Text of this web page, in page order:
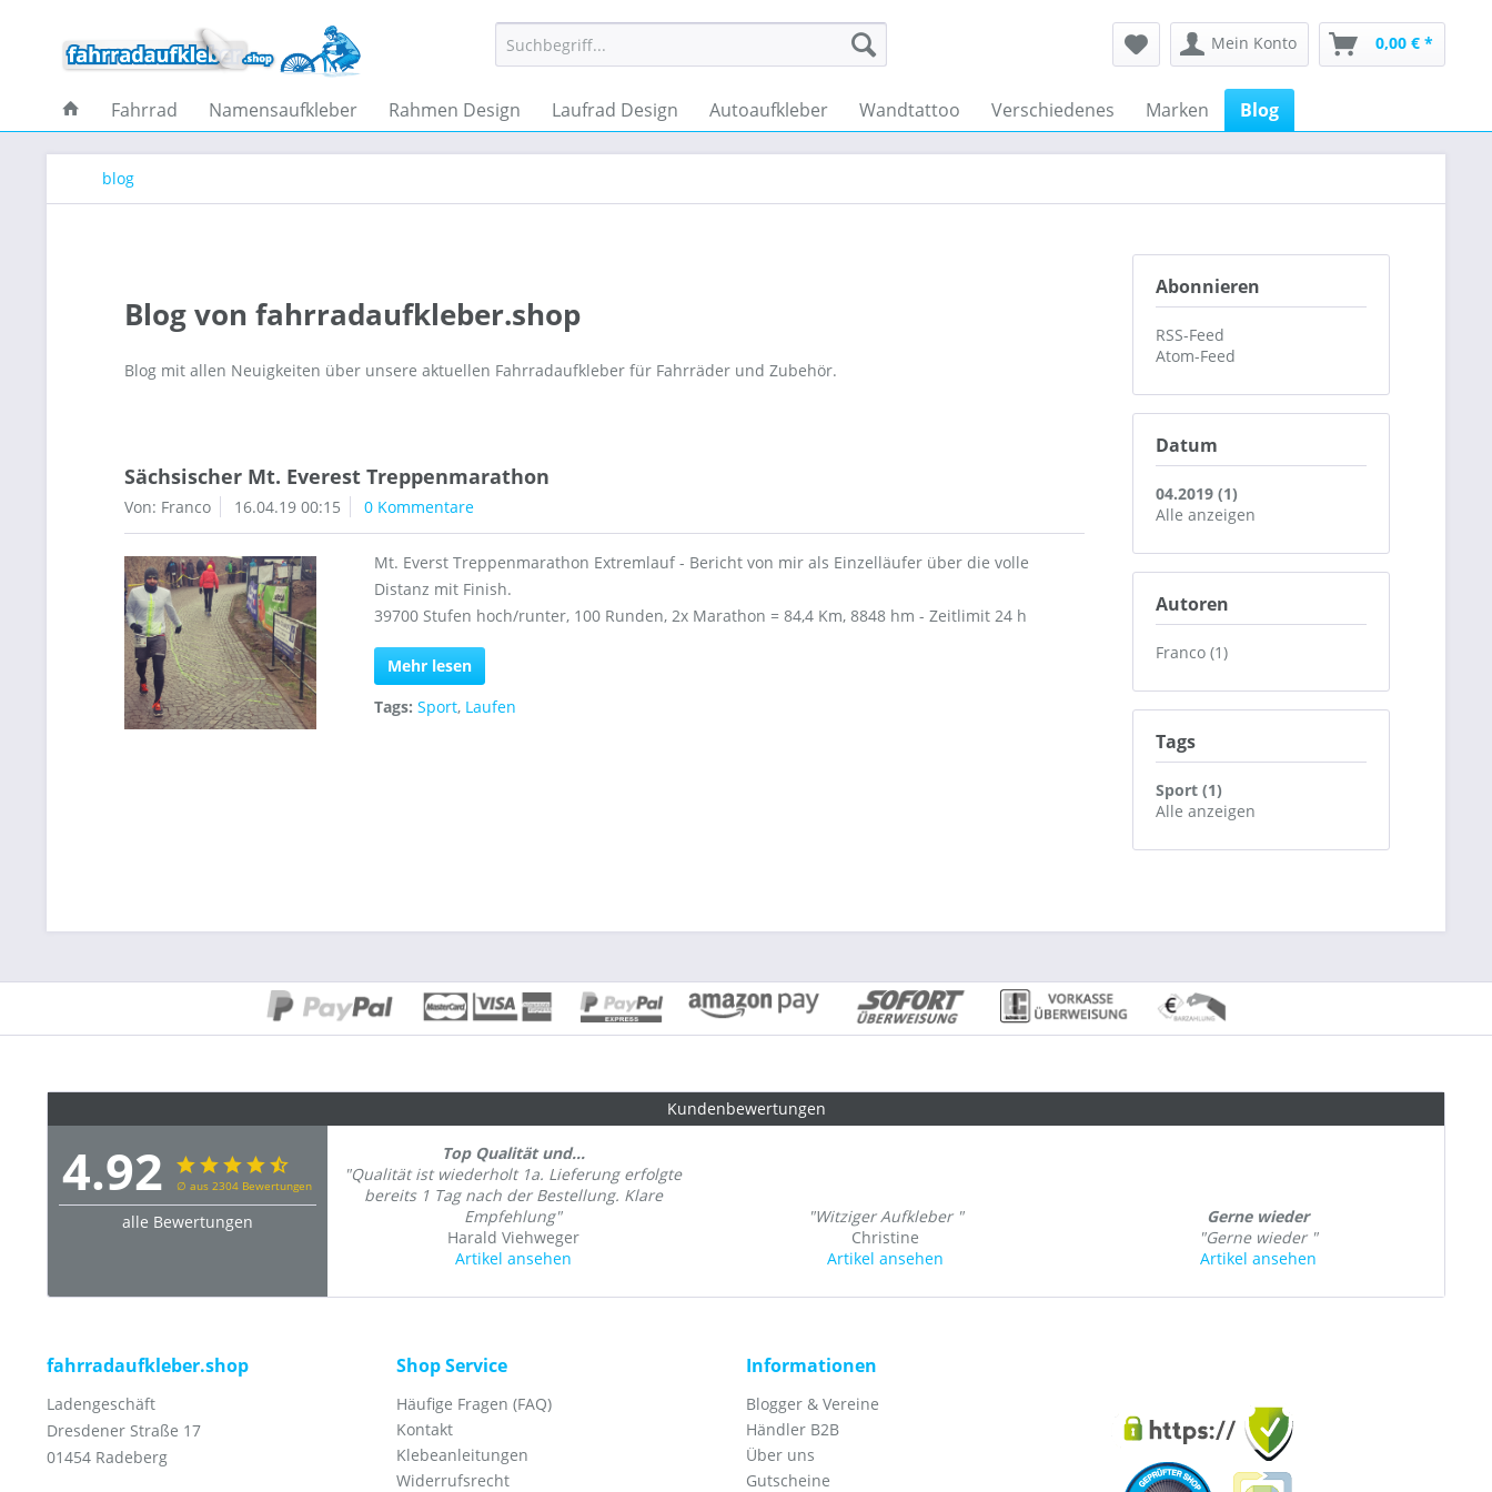
Mein Konto 0,00 € *
Fahrrad Namensaufkleber Rahmen Design Laufrad Design Autoaufkleber Wandtattoo Verschiedenes Marken Blog
blog
Abonnieren
RSS-Feed
Atom-Feed
Datum
04.2019 (1)
Alle anzeigen
Autoren
Franco (1)
Tags
Sport (1)
Alle anzeigen
Blog von fahrradaufkleber.shop
Blog mit allen Neuigkeiten über unsere aktuellen Fahrradaufkleber für Fahrräder und Zubehör.
Sächsischer Mt. Everest Treppenmarathon
Von: Franco 16.04.19 00:15 0 Kommentare
Mt. Everst Treppenmarathon Extremlauf - Bericht von mir als Einzelläufer über die volle
Distanz mit Finish.
39700 Stufen hoch/runter, 100 Runden, 2x Marathon = 84,4 Km, 8848 hm - Zeitlimit 24 h
Mehr lesen
Tags: Sport, Laufen
Kundenbewertungen
4.92∅ aus 2304 Bewertungen
alle Bewertungen
Top Qualität und...
"Qualität ist wiederholt 1a. Lieferung erfolgte
bereits 1 Tag nach der Bestellung. Klare
Empfehlung"
Harald Viehweger
Artikel ansehen
"Witziger Aufkleber "
Christine
Artikel ansehen
Gerne wieder
"Gerne wieder "
Artikel ansehen
fahrradaufkleber.shop
Ladengeschäft
Dresdener Straße 17
01454 Radeberg
Shop Service
Häufige Fragen (FAQ)
Kontakt
Klebeanleitungen
Widerrufsrecht
Informationen
Blogger & Vereine
Händler B2B
Über uns
Gutscheine